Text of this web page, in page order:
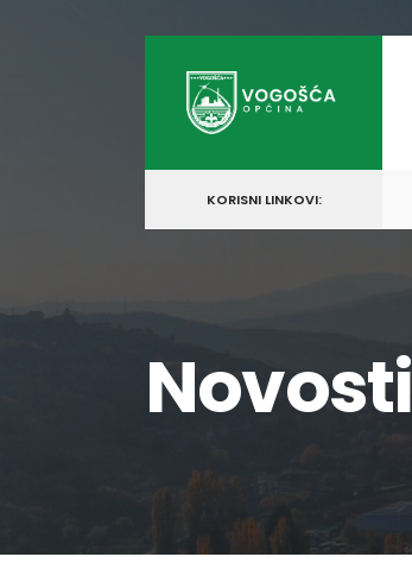
content
KORISNI LINKOVI:
Novosti